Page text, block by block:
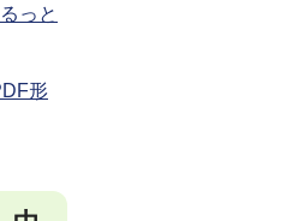
っと
形